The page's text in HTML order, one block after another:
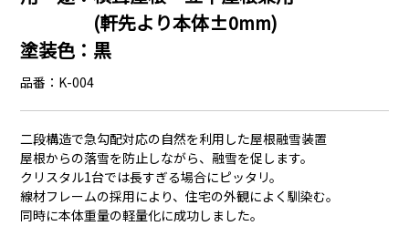
(軒先より本体±0mm)
塗装色：黒
品番：K-004
二段構造で急勾配対応の自然を利用した屋根融雪装置
屋根からの落雪を防止しながら、融雪を促します。
クリスタル1台では長すぎる場合にピッタリ。
線材フレームの採用により、住宅の外観によく馴染む。
同時に本体重量の軽量化に成功しました。